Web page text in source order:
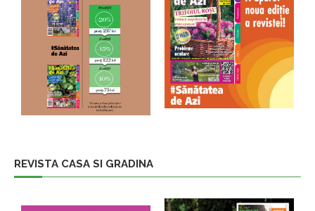
REVISTA CASA SI GRADINA